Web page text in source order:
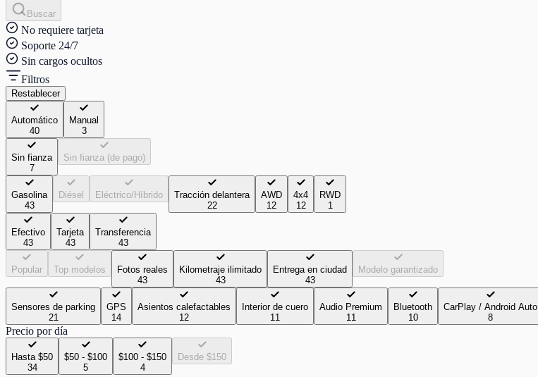
Buscar
No requiere tarjeta
Soporte 24/7
Sin cargos ocultos
Filtros
Restablecer
Automático
40
Manual
3
Sin fianza
7
Sin fianza (de pago)
Gasolina
43
Diésel Eléctrico/Híbrido
Tracción delantera
22
AWD
12
4x4
12
RWD
1
Efectivo
43
Tarjeta
43
Transferencia
43
Popular Top modelos
Fotos reales
43
Kilometraje ilimitado
43
Entrega en ciudad
43
Modelo garantizado
Sensores de parking
21
GPS
14
Asientos calefactables
12
Interior de cuero
11
Audio Premium
11
Bluetooth
10
CarPlay / Android Auto
8
Precio por día
Hasta $50
34
$50 - $100
5
$100 - $150
4
Desde $150